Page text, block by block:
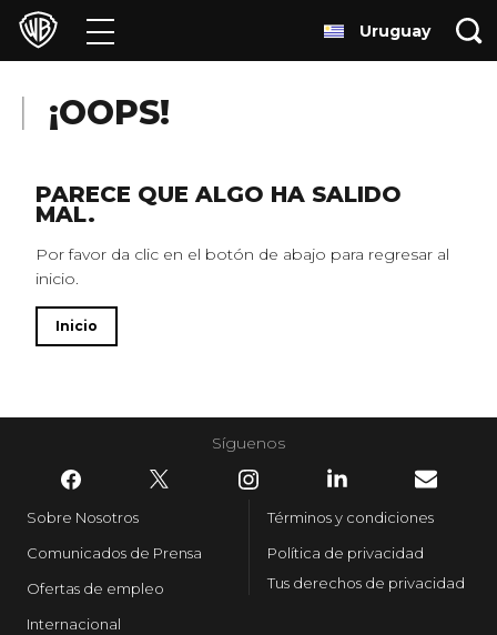
Películas
Franquicias
Colecciones
Noticias
HBO Max
Uruguay
¡OOPS!
PARECE QUE ALGO HA SALIDO
MAL.
Por favor da clic en el botón de abajo para regresar al
inicio.
Inicio
Síguenos
Sobre Nosotros
Comunicados de Prensa
Ofertas de empleo
Internacional
Términos y condiciones
Política de privacidad
Tus derechos de privacidad